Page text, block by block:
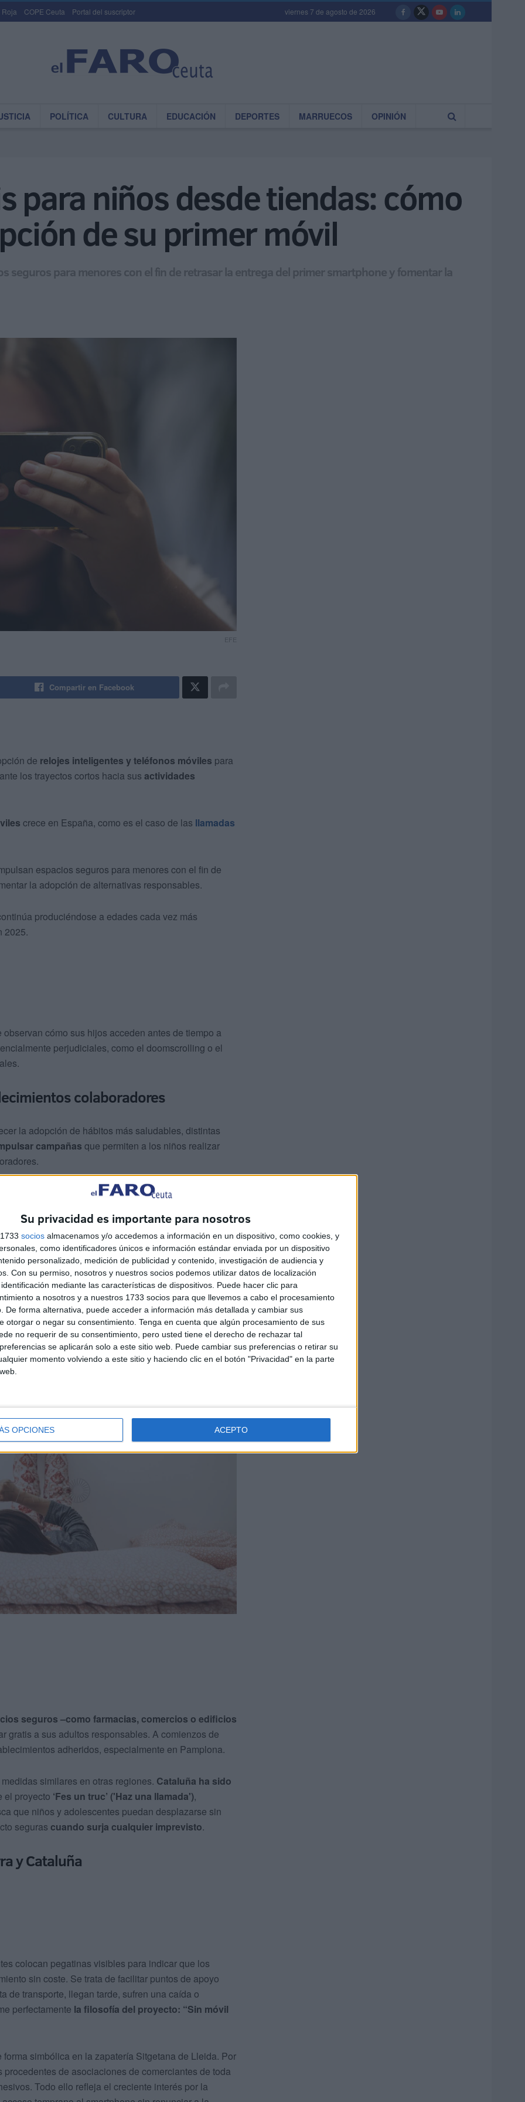
Su privacidad es importante para nosotros
socios almacenamos y/o accedemos a información en un dispositivo, como cookies, y
como identificadores únicos e información estándar enviada por un dispositivo
personalizado, medición de publicidad y contenido, investigación de audiencia y
Con su permiso, nosotros y nuestros socios podemos utilizar datos de localización
mediante las características de dispositivos. Puede hacer clic para
a nosotros y a nuestros 1733 socios para que llevemos a cabo el procesamiento
De forma alternativa, puede acceder a información más detallada y cambiar sus
otorgar o negar su consentimiento. Tenga en cuenta que algún procesamiento de sus
no requerir de su consentimiento, pero usted tiene el derecho de rechazar tal
se aplicarán solo a este sitio web. Puede cambiar sus preferencias o retirar su
momento volviendo a este sitio y haciendo clic en el botón "Privacidad" en la parte
OPCIONES ACEPTO
Roja COPE Ceuta Portal del suscriptor viernes 7 de agosto de 2026
POLÍTICA CULTURA EDUCACIÓN DEPORTES MARRUECOS OPINIÓN
para niños desde tiendas: cómo
de su primer móvil
seguros para menores con el fin de retrasar la entrega del primer smartphone y fomentar la
EFE
Compartir en Facebook
de relojes inteligentes y teléfonos móviles para
los trayectos cortos hacia sus actividades
crece en España, como es el caso de las llamadas
espacios seguros para menores con el fin de
la adopción de alternativas responsables.
produciéndose a edades cada vez más
2025.
observan cómo sus hijos acceden antes de tiempo a
perjudiciales, como el doomscrolling o el
colaboradores
la adopción de hábitos más saludables, distintas
campañas que permiten a los niños realizar
obligados a entregar un smartphone a edades
hijos puedan comunicarse en caso de necesidad.
movimiento Adolescencia Libre de Móviles. En 2024,
destinada a financiar pegatinas
aquí'.
seguros –como farmacias, comercios o edificios
gratis a sus adultos responsables. A comienzos de
adheridos, especialmente en Pamplona.
similares en otras regiones. Cataluña ha sido
el proyecto ‘Fes un truc’ ('Haz una llamada'),
que niños y adolescentes puedan desplazarse sin
seguras cuando surja cualquier imprevisto.
y Cataluña
colocan pegatinas visibles para indicar que los
sin coste. Se trata de facilitar puntos de apoyo
de transporte, llegan tarde, sufren una caída o
perfectamente la filosofía del proyecto: “Sin móvil
forma simbólica en la zapatería Sitgetana de Lleida. Por
de asociaciones de comerciantes de toda
Todo ello refleja el creciente interés por la